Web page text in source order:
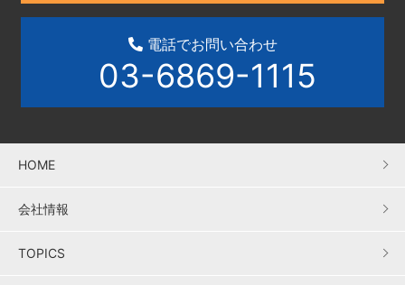
電話でお問い合わせ
03-6869-1115
HOME
会社情報
TOPICS